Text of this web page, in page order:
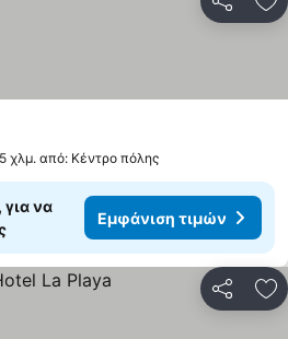
χλμ. από: Κέντρο πόλης
για να
Εμφάνιση τιμών